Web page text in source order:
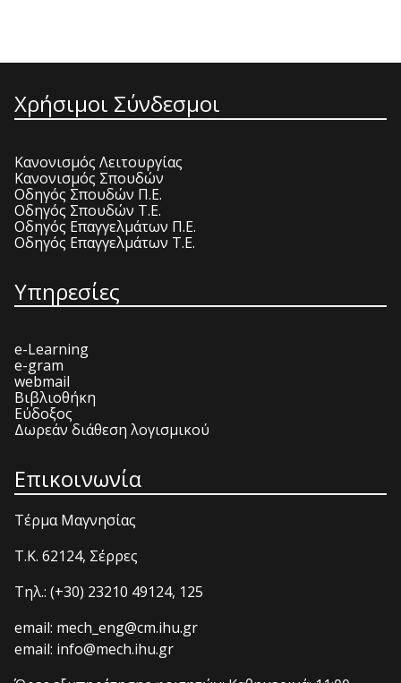
Χρήσιμοι Σύνδεσμοι
Κανονισμός Λειτουργίας
Κανονισμός Σπουδών
Οδηγός Σπουδών Π.Ε.
Οδηγός Σπουδών Τ.Ε.
Οδηγός Επαγγελμάτων Π.Ε.
Οδηγός Επαγγελμάτων Τ.Ε.
Υπηρεσίες
e-Learning
e-gram
webmail
Βιβλιοθήκη
Εύδοξος
Δωρεάν διάθεση λογισμικού
Επικοινωνία
Τέρμα Μαγνησίας
T.K. 62124, Σέρρες
Τηλ.: (+30) 23210 49124, 125
email: mech_eng@cm.ihu.gr
email: info@mech.ihu.gr